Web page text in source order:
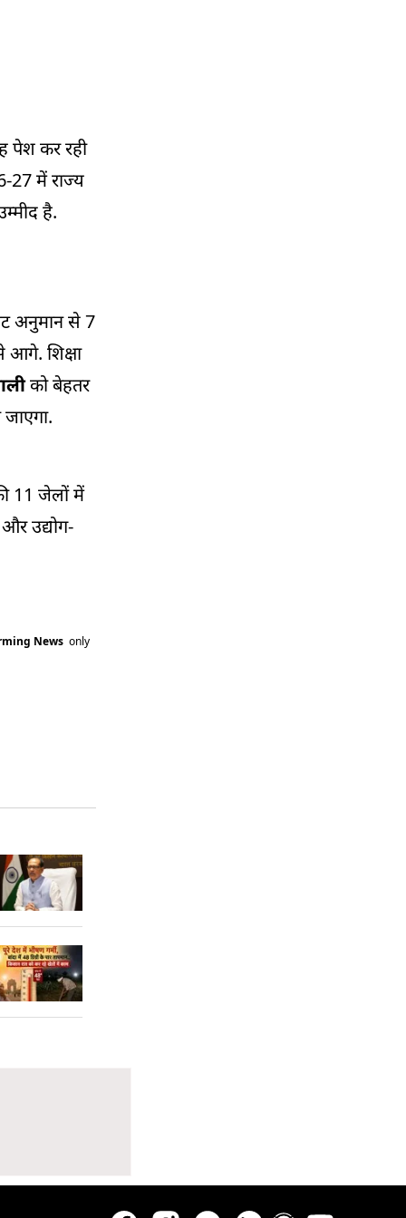
पेश कर रही
27 में राज्य
है.
अनुमान से 7
आगे. शिक्षा
को बेहतर
11 जेलों में
उद्योग-
News only